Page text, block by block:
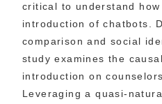
critical to understand
introduction of chatbots.
comparison and social
study examines the
introduction on
Leveraging a quasi-